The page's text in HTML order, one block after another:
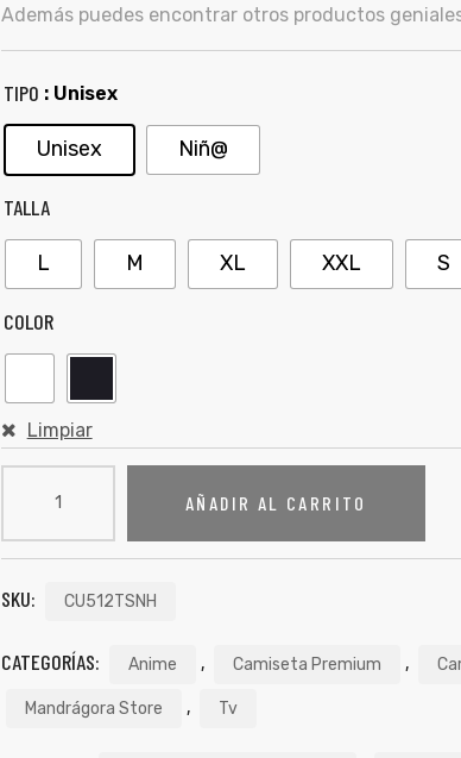
Además puedes encontrar otros productos
TIPO : Unisex
Unisex Niñ@
TALLA
L M XL XXL S
COLOR
Limpiar
AÑADIR AL CARRITO
SKU: CU512TSNH
CATEGORÍAS: Anime , Camiseta Premium ,
Mandrágora Store , Tv